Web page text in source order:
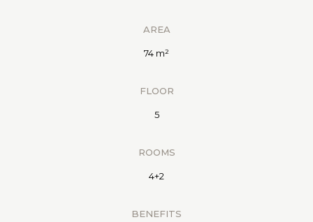
AREA
74 m²
FLOOR
5
ROOMS
4+2
BENEFITS